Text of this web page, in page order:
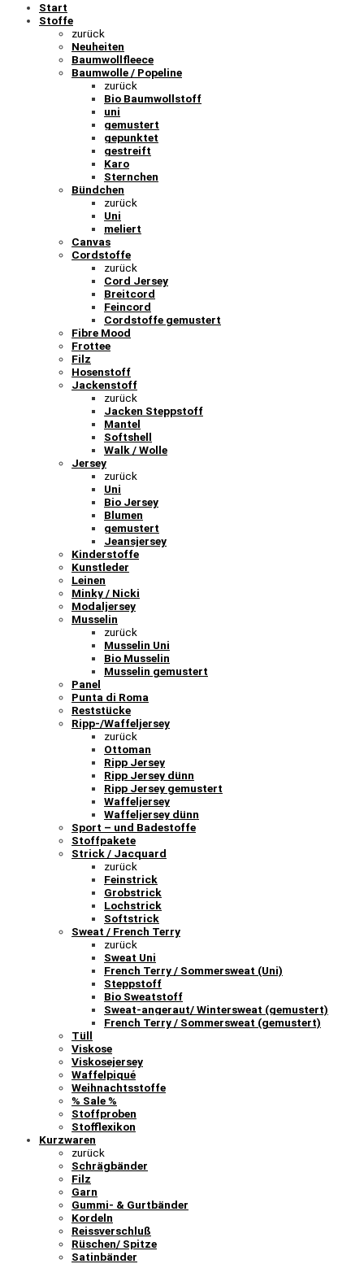
Start
Stoffe
zurück
Neuheiten
Baumwollfleece
Baumwolle / Popeline
zurück
Bio Baumwollstoff
uni
gemustert
gepunktet
gestreift
Karo
Sternchen
Bündchen
zurück
Uni
meliert
Canvas
Cordstoffe
zurück
Cord Jersey
Breitcord
Feincord
Cordstoffe gemustert
Fibre Mood
Frottee
Filz
Hosenstoff
Jackenstoff
zurück
Jacken Steppstoff
Mantel
Softshell
Walk / Wolle
Jersey
zurück
Uni
Bio Jersey
Blumen
gemustert
Jeansjersey
Kinderstoffe
Kunstleder
Leinen
Minky / Nicki
Modaljersey
Musselin
zurück
Musselin Uni
Bio Musselin
Musselin gemustert
Panel
Punta di Roma
Reststücke
Ripp-/Waffeljersey
zurück
Ottoman
Ripp Jersey
Ripp Jersey dünn
Ripp Jersey gemustert
Waffeljersey
Waffeljersey dünn
Sport – und Badestoffe
Stoffpakete
Strick / Jacquard
zurück
Feinstrick
Grobstrick
Lochstrick
Softstrick
Sweat / French Terry
zurück
Sweat Uni
French Terry / Sommersweat (Uni)
Steppstoff
Bio Sweatstoff
Sweat-angeraut/ Wintersweat (gemustert)
French Terry / Sommersweat (gemustert)
Tüll
Viskose
Viskosejersey
Waffelpiqué
Weihnachtsstoffe
% Sale %
Stoffproben
Stofflexikon
Kurzwaren
zurück
Schrägbänder
Filz
Garn
Gummi- & Gurtbänder
Kordeln
Reissverschluß
Rüschen/ Spitze
Satinbänder